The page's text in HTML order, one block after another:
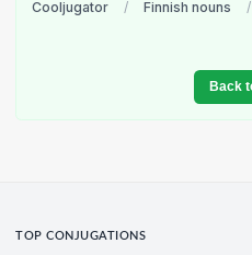
Cooljugator / Finnish nouns /
Back
TOP CONJUGATIONS